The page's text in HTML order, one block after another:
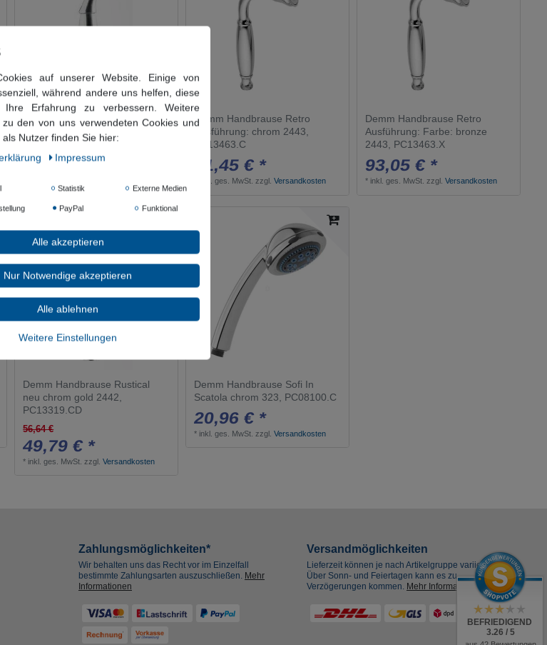
Demm Handbrause Antica
Ausführung: Farbe: bronze
2442, PC13319.X
76,02 € *
Demm Handbrause Retro
Ausführung: chrom 2443,
PC13463.C
51,45 € *
inkl. ges. MwSt. zzgl.Versandkosten
Demm Handbrause Retro
Ausführung: Farbe: bronze
2443, PC13463.X
93,05 € *
* inkl. ges. MwSt. zzgl.Versandkosten
Demm Handbrause Rustical
neu chrom gold 2442,
PC13319.CD
56,64 €
49,79 € *
* inkl. ges. MwSt. zzgl.Versandkosten
Demm Handbrause Sofi In
Scatola chrom 323, PC08100.C
20,96 € *
* inkl. ges. MwSt. zzgl.Versandkosten
Zahlungsmöglichkeiten*
Wir behalten uns das Recht vor im Einzelfall
bestimmte Zahlungsarten auszuschließen. Mehr
Informationen
Versandmöglichkeiten
Lieferzeit können je nach Artikelgruppe variieren.
Über Sonn- und Feiertagen kann es zu
Verzögerungen kommen. Mehr Informationen
auf unserer Website. Einige von
während andere uns helfen, diese
Erfahrung zu verbessern. Weitere
zu den von uns verwendeten Cookies und
Nutzer finden Sie hier:
Impressum
Statistik Externe Medien
PayPal Funktional
Alle akzeptieren
Nur Notwendige akzeptieren
Alle ablehnen
Weitere Einstellungen
BEFRIEDIGEND
3.26 / 5